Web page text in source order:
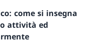
come si insegna
attività ed